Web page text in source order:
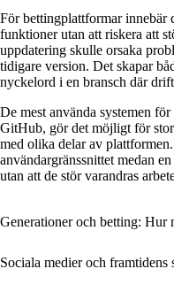
För bettingplattformar innebär
funktioner utan att riskera att
uppdatering skulle orsaka
tidigare version. Det skapar
nyckelord i en bransch där
De mest använda systemen
GitHub, gör det möjligt för
med olika delar av
användargränssnittet medan
utan att de stör varandras
Generationer och betting: Hur
Sociala medier och framtidens